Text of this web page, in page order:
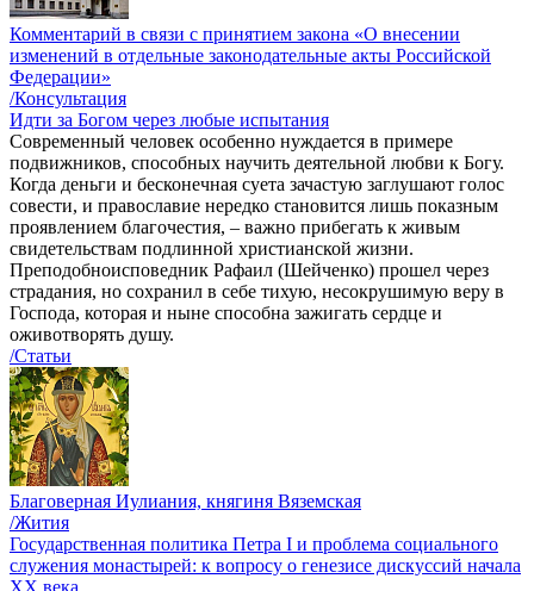
Комментарий в связи с принятием закона «О внесении
изменений в отдельные законодательные акты Российской
Федерации»
/Консультация
Идти за Богом через любые испытания
Современный человек особенно нуждается в примере
подвижников, способных научить деятельной любви к Богу.
Когда деньги и бесконечная суета зачастую заглушают голос
совести, и православие нередко становится лишь показным
проявлением благочестия, – важно прибегать к живым
свидетельствам подлинной христианской жизни.
Преподобноисповедник Рафаил (Шейченко) прошел через
страдания, но сохранил в себе тихую, несокрушимую веру в
Господа, которая и ныне способна зажигать сердце и
оживотворять душу.
/Статьи
Благоверная Иулиания, княгиня Вяземская
/Жития
Государственная политика Петра I и проблема социального
служения монастырей: к вопросу о генезисе дискуссий начала
ХХ века